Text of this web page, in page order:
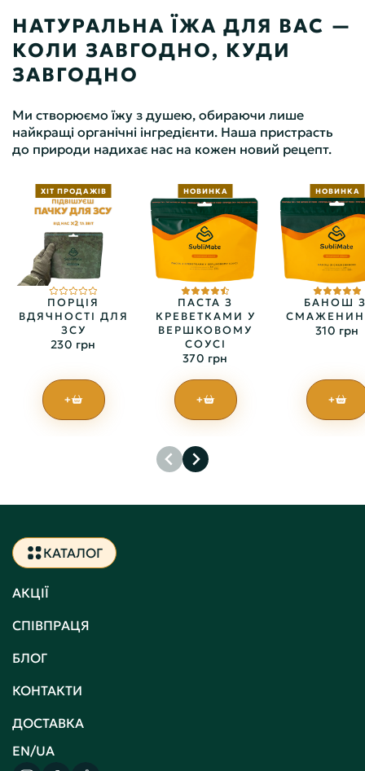
НАТУРАЛЬНА ЇЖА ДЛЯ ВАС —
КОЛИ ЗАВГОДНО, КУДИ
ЗАВГОДНО
Ми створюємо їжу з душею, обираючи лише
найкращі органічні інгредієнти. Наша пристрасть
до природи надихає нас на кожен новий рецепт.
ХІТ ПРОДАЖІВ
ПОРЦІЯ
ВДЯЧНОСТІ ДЛЯ
ЗСУ
230 грн
+
НОВИНКА
ПАСТА З
КРЕВЕТКАМИ У
ВЕРШКОВОМУ
СОУСІ
370 грн
+
НОВИНКА
БАНОШ
310 грн
+
КАТАЛОГ
АКЦІЇ
СПІВПРАЦЯ
БЛОГ
КОНТАКТИ
ДОСТАВКА
EN/UA